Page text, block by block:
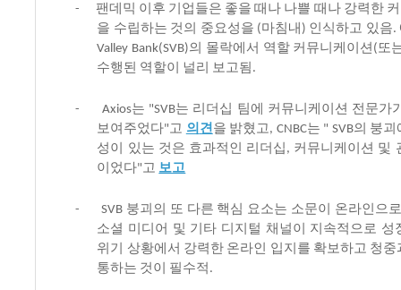
- 팬데믹 이후 기업들은 좋을 때나 나쁠 때나 강력한
을 수립하는 것의 중요성을 (마침내 ) 인식하고 있음.
Valley Bank(SVB)의 몰락에서 역할 커뮤니케이션 ( 또
수행된 역할이 널리 보고됨 .
- Axios는 "SVB는 리더십 팀에 커뮤니케이션 전문가
보여주었다" 고 의 견 을 밝혔고 , CNBC는 " SVB의 붕괴
성이
있는 것은 효과적인 리더십 , 커뮤니케이션 및
이었다" 고 보고
- SVB 붕괴의 또 다른 핵심 요소는 소문이
온라인으
소셜 미디어 및 기타 디지털 채널이 지속적으로 성
위기
상황에서 강력한 온라인 입지를 확보하고 청중
통하는 것이 필수적 .